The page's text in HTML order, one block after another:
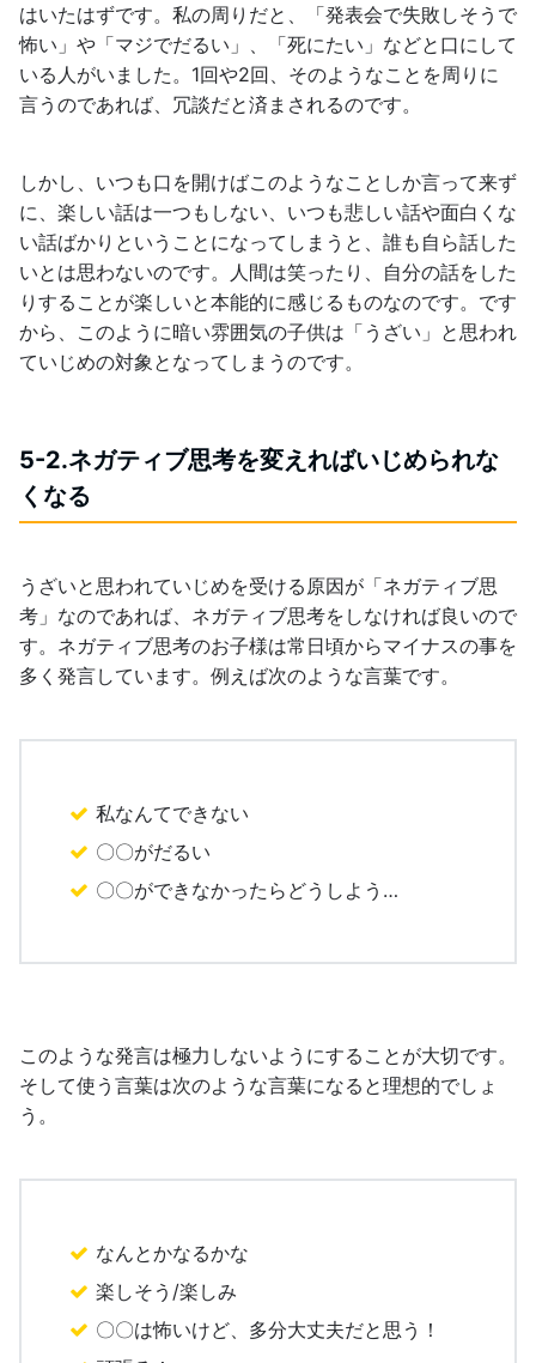
はいたはずです。私の周りだと、「発表会で失敗しそうで
怖い」や「マジでだるい」、「死にたい」などと口にして
いる人がいました。1回や2回、そのようなことを周りに
言うのであれば、冗談だと済まされるのです。
しかし、いつも口を開けばこのようなことしか言って来ず
に、楽しい話は一つもしない、いつも悲しい話や面白くな
い話ばかりということになってしまうと、誰も自ら話した
いとは思わないのです。人間は笑ったり、自分の話をした
りすることが楽しいと本能的に感じるものなのです。です
から、このように暗い雰囲気の子供は「うざい」と思われ
ていじめの対象となってしまうのです。
5-2.ネガティブ思考を変えればいじめられな
くなる
うざいと思われていじめを受ける原因が「ネガティブ思
考」なのであれば、ネガティブ思考をしなければ良いので
す。ネガティブ思考のお子様は常日頃からマイナスの事を
多く発言しています。例えば次のような言葉です。
私なんてできない
〇〇がだるい
〇〇ができなかったらどうしよう…
このような発言は極力しないようにすることが大切です。
そして使う言葉は次のような言葉になると理想的でしょ
う。
なんとかなるかな
楽しそう/楽しみ
〇〇は怖いけど、多分大丈夫だと思う！